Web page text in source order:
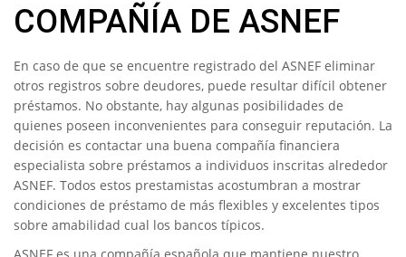
COMPAÑÍA DE ASNEF
En caso de que se encuentre registrado del ASNEF eliminar
otros registros sobre deudores, puede resultar difícil obtener
préstamos. No obstante, hay algunas posibilidades de
quienes poseen inconvenientes para conseguir reputación. La
decisión es contactar una buena compañía financiera
especialista sobre préstamos a individuos inscritas alrededor
ASNEF. Todos estos prestamistas acostumbran a mostrar
condiciones de préstamo de más flexibles y excelentes tipos
sobre amabilidad cual los bancos tí­picos.